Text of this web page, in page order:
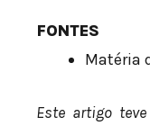
FONTES
Matéria
Este artigo